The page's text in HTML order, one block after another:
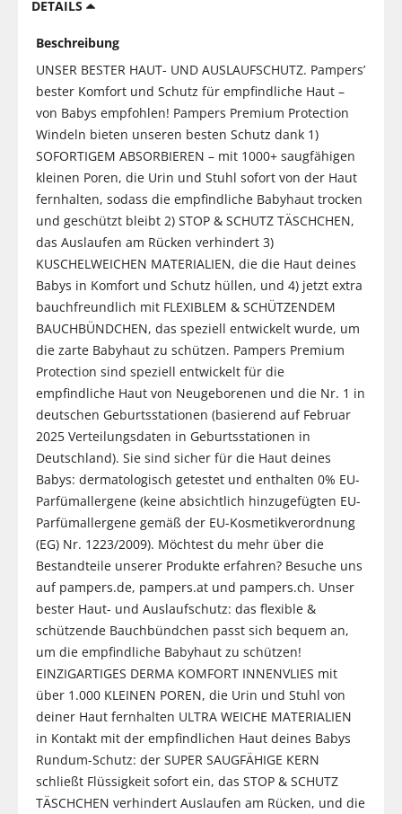
DETAILS
Beschreibung
UNSER BESTER HAUT- UND AUSLAUFSCHUTZ. Pampers’
bester Komfort und Schutz für empfindliche Haut –
von Babys empfohlen! Pampers Premium Protection
Windeln bieten unseren besten Schutz dank 1)
SOFORTIGEM ABSORBIEREN – mit 1000+ saugfähigen
kleinen Poren, die Urin und Stuhl sofort von der Haut
fernhalten, sodass die empfindliche Babyhaut trocken
und geschützt bleibt 2) STOP & SCHUTZ TÄSCHCHEN,
das Auslaufen am Rücken verhindert 3)
KUSCHELWEICHEN MATERIALIEN, die die Haut deines
Babys in Komfort und Schutz hüllen, und 4) jetzt extra
bauchfreundlich mit FLEXIBLEM & SCHÜTZENDEM
BAUCHBÜNDCHEN, das speziell entwickelt wurde, um
die zarte Babyhaut zu schützen. Pampers Premium
Protection sind speziell entwickelt für die
empfindliche Haut von Neugeborenen und die Nr. 1 in
deutschen Geburtsstationen (basierend auf Februar
2025 Verteilungsdaten in Geburtsstationen in
Deutschland). Sie sind sicher für die Haut deines
Babys: dermatologisch getestet und enthalten 0% EU-
Parfümallergene (keine absichtlich hinzugefügten EU-
Parfümallergene gemäß der EU-Kosmetikverordnung
(EG) Nr. 1223/2009). Möchtest du mehr über die
Bestandteile unserer Produkte erfahren? Besuche uns
auf pampers.de, pampers.at und pampers.ch. Unser
bester Haut- und Auslaufschutz: das flexible &
schützende Bauchbündchen passt sich bequem an,
um die empfindliche Babyhaut zu schützen!
EINZIGARTIGES DERMA KOMFORT INNENVLIES mit
über 1.000 KLEINEN POREN, die Urin und Stuhl von
deiner Haut fernhalten ULTRA WEICHE MATERIALIEN
in Kontakt mit der empfindlichen Haut deines Babys
Rundum-Schutz: der SUPER SAUGFÄHIGE KERN
schließt Flüssigkeit sofort ein, das STOP & SCHUTZ
TÄSCHCHEN verhindert Auslaufen am Rücken, und die